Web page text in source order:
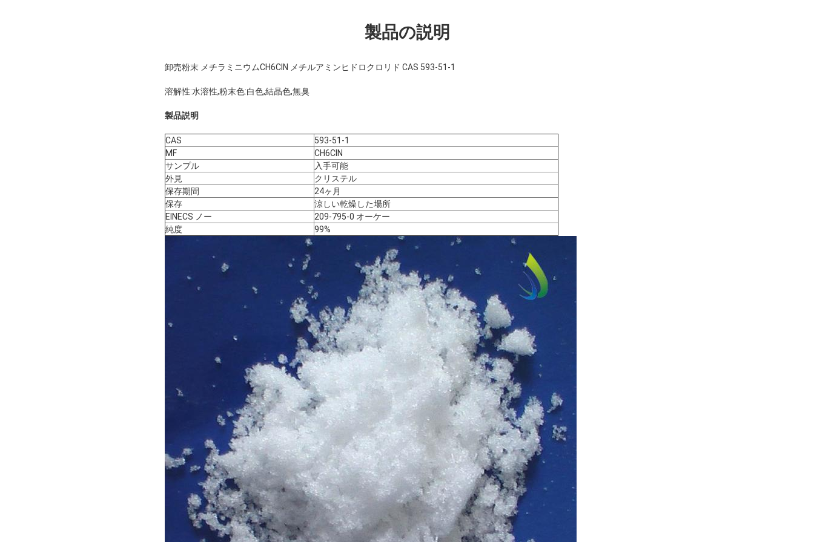
製品の説明
卸売粉末 メチラミニウムCH6ClN メチルアミンヒドロクロリド CAS 593-51-1
溶解性:水溶性,粉末色:白色,結晶色,無臭
製品説明
CAS
593-51-1
MF
CH6ClN
サンプル
入手可能
外見
クリステル
保存期間
24ヶ月
保存
涼しい乾燥した場所
EINECS ノー
209-795-0 オーケー
純度
99%